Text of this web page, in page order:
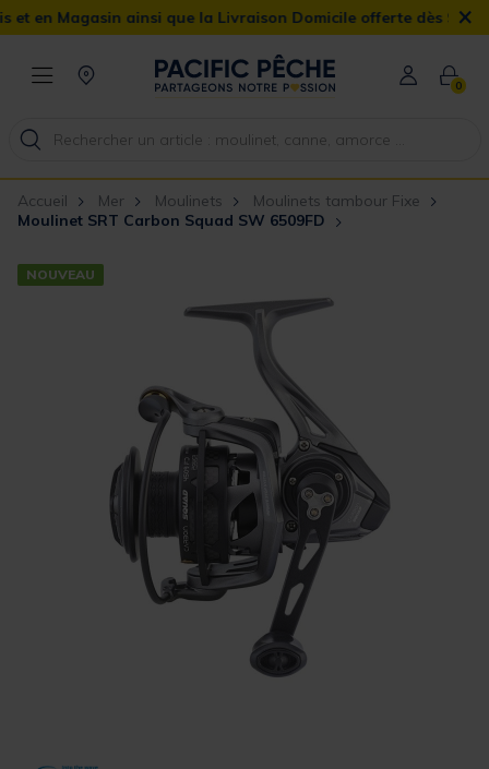
ainsi que la Livraison Domicile offerte dès 90€ ×
0
Accueil Mer Moulinets
Moulinets tambour Fixe
Moulinet SRT Carbon Squad SW 6509FD
NOUVEAU